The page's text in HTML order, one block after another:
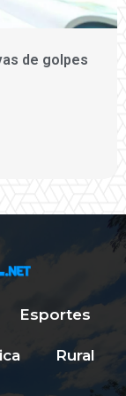
de golpes
Esportes
Rural